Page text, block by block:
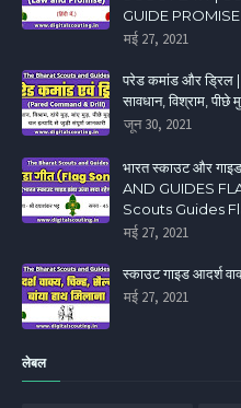
GUIDE PROMISE
मई 27, 2021
परेड कमांड और ड्रिल
सावधान, विश्राम, पीछे
जून 30, 2021
भारत स्काउट और
AND GUIDES
Scouts Guides
मई 27, 2021
स्काउट गाइड आदर्श
मई 27, 2021
लेबल